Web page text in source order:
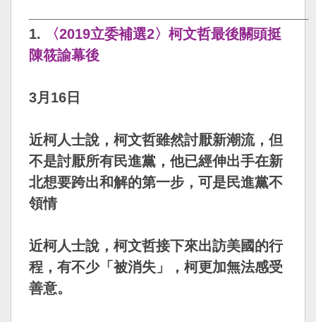
1.
〈2019立委補選2〉柯文哲最後關頭挺
陳筱諭幕後
3月16日
近柯人士說，柯文哲雖然討厭新潮流，但
不是討厭所有民進黨，他已經伸出手在新
北想要跨出和解的第一步，可是民進黨不
領情
近柯人士說， 柯文哲接下來出訪美國的行
程，有不少「被消失」
，柯更加無法感受
善意。